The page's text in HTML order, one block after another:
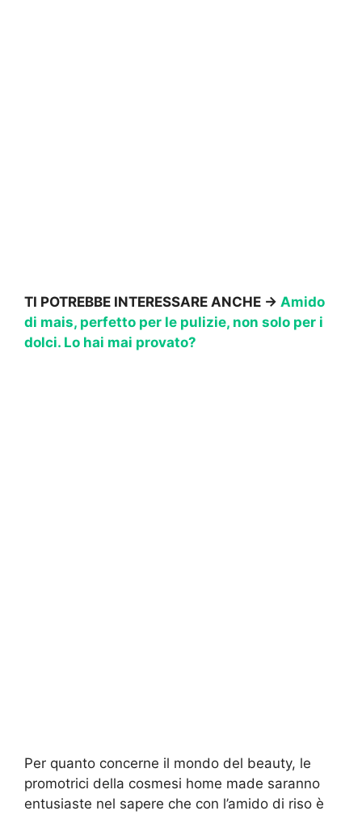
TI POTREBBE INTERESSARE ANCHE -> Amido
di mais, perfetto per le pulizie, non solo per i
dolci. Lo hai mai provato?
Per quanto concerne il mondo del beauty, le
promotrici della cosmesi home made saranno
entusiaste nel sapere che con l’amido di riso è